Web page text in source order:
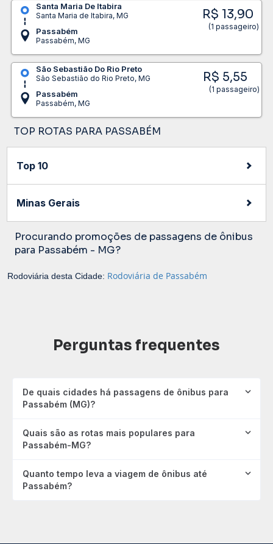
Santa Maria De Itabira
Santa Maria de Itabira, MG
Passabém
Passabém, MG
R$ 13,90
(1 passageiro)
São Sebastião Do Rio Preto
São Sebastião do Rio Preto, MG
Passabém
Passabém, MG
R$ 5,55
(1 passageiro)
TOP ROTAS PARA PASSABÉM
Top 10
Minas Gerais
Procurando promoções de passagens de ônibus
para Passabém - MG?
Rodoviária desta Cidade: Rodoviária de Passabém
Perguntas frequentes
De quais cidades há passagens de ônibus para
Passabém (MG)?
Quais são as rotas mais populares para
Passabém-MG?
Quanto tempo leva a viagem de ônibus até
Passabém?